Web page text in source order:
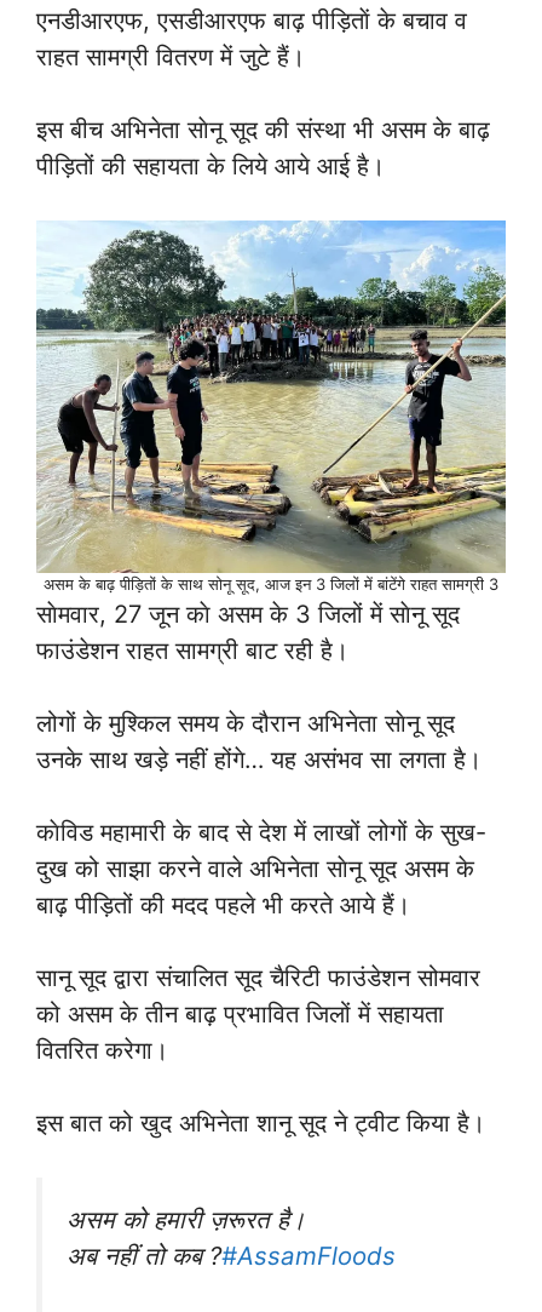
एनडीआरएफ, एसडीआरएफ बाढ़ पीड़िताें के बचाव व
राहत सामग्री वितरण में जुटे हैं।
इस बीच अभिनेता साेनू सूद की संस्था भी असम के बाढ़
पीड़ितों की सहायता के लिये आये आई है।
असम के बाढ़ पीड़ितों के साथ साेनू सूद, आज इन 3 जिलों में बांटेंगे राहत सामग्री 3
साेमवार, 27 जून काे असम के 3 जिलों में साेनू सूद
फाउंडेशन राहत सामग्री बाट रही है।
लोगों के मुश्किल समय के दौरान अभिनेता साेनू सूद
उनके साथ खड़े नहीं होंगे… यह असंभव सा लगता है।
काेविड महामारी के बाद से देश में लाखों लोगों के सुख-
दुख को साझा करने वाले अभिनेता साेनू सूद असम के
बाढ़ पीड़ितों की मदद पहले भी करते आये हैं।
सानू सूद द्वारा संचालित सूद चैरिटी फाउंडेशन सोमवार
को असम के तीन बाढ़ प्रभावित जिलों में सहायता
वितरित करेगा।
इस बात को खुद अभिनेता शानू सूद ने ट्वीट किया है।
असम को हमारी ज़रूरत है।
अब नहीं तो कब ?#AssamFloods